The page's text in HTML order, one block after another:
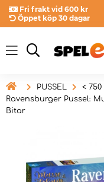
Fri frakt vid 600 kr
Öppet köp 30 dagar
 PUSSEL
<
Ravensburger Pussel:
Bitar